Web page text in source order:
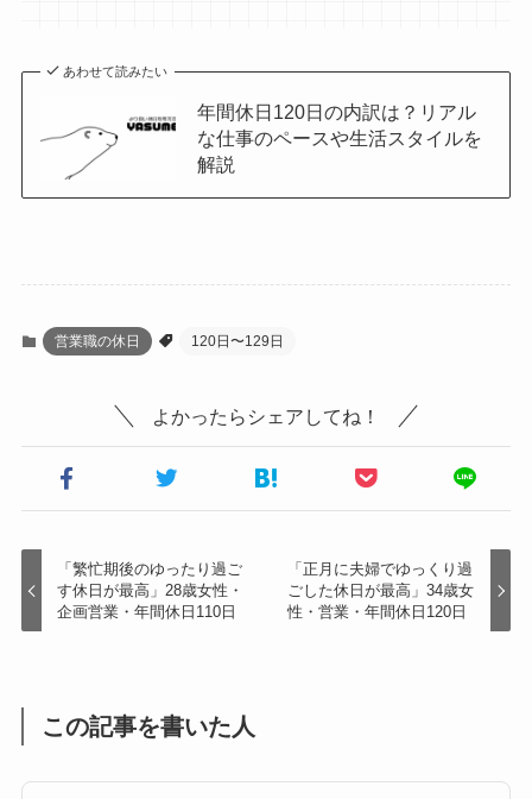
あわせて読みたい
年間休日120日の内訳は？リアル
な仕事のペースや生活スタイルを
解説
営業職の休日 120日〜129日
よかったらシェアしてね！
「繁忙期後のゆったり過ご
す休日が最高」28歳女性・
企画営業・年間休日110日
「正月に夫婦でゆっくり過
ごした休日が最高」34歳女
性・営業・年間休日120日
この記事を書いた人